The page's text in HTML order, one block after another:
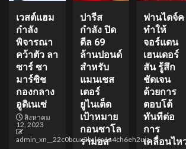
เวสต์แฮม
กำลัง
พิจารณา
คว้าตัว ลา
ซาร์ ซา
มาร์ซิช
กองกลาง
อูดิเนเซ่
สิงหาคม
12, 2023
admin_xn__22c0bcux2bal6a1a4ch6eh2uja
ปารีส
กำลัง ปิด
ดีล 69
ล้านปอนด์
สำหรับ
แมนเชส
เตอร์
ยูไนเต็ด
เป้าหมาย
กอนซาโล
รามอส’
ฟานไดจ์ค
ทำให้
จอร์แดน
เฮนเดอร์
สัน รู้สึก
ชัดเจน
ด้วยการ
ตอบโต้
ทันทีต่อ
การ
เคลื่อนไห